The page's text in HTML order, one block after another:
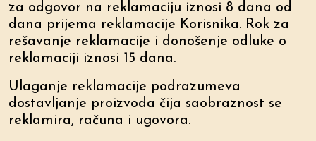
za odgovor na reklamaciju iznosi 8 dana od
dana prijema reklamacije Korisnika. Rok za
rešavanje reklamacije i donošenje odluke o
reklamaciji iznosi 15 dana.
Ulaganje reklamacije podrazumeva
dostavljanje proizvoda čija saobraznost se
reklamira, računa i ugovora.